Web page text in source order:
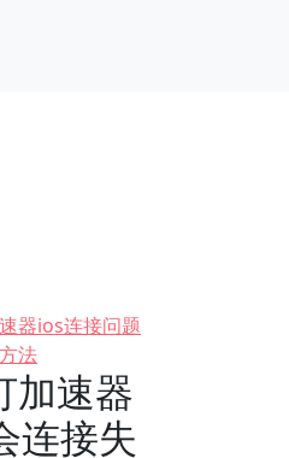
器ios连接问题
法
加速器
连接失